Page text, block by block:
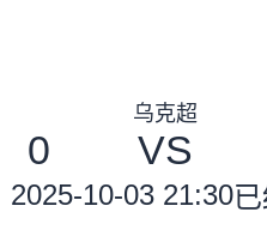
乌克超
0 VS
2025-10-03 21:30